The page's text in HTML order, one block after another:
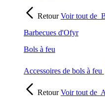
RetourVoir tout de
Barbecues d'Ofyr
Bols à feu
Accessoires de bols à feu
RetourVoir tout de